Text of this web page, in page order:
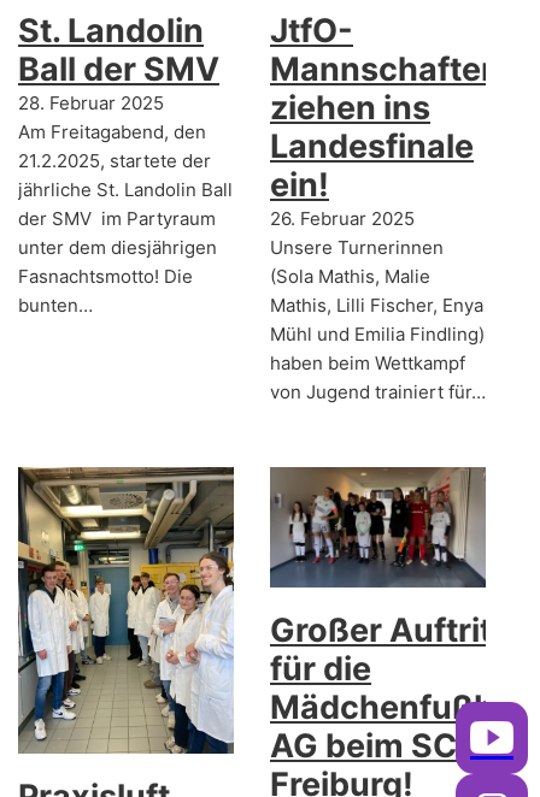
St. Landolin
Ball der SMV
28. Februar 2025
Am Freitagabend, den
21.2.2025, startete der
jährliche St. Landolin Ball
der SMV im Partyraum
unter dem diesjährigen
Fasnachtsmotto! Die
bunten…
JtfO-
Mannschaften
ziehen ins
Landesfinale
ein!
26. Februar 2025
Unsere Turnerinnen
(Sola Mathis, Malie
Mathis, Lilli Fischer, Enya
Mühl und Emilia Findling)
haben beim Wettkampf
von Jugend trainiert für…
Großer Auftritt
für die
AG beim SC
Freiburg!